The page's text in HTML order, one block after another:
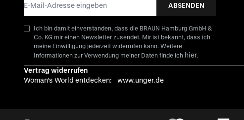
ABSENDEN
Ich bin damit einverstanden, dass die BRAUN Hamburg GmbH &
Co. KG mir einen Newsletter zusendet. Mir ist bekannt, dass ich
meine Einwilligung jederzeit widerrufen kann. Weitere
Informationen zur Verwendung meiner Daten finde ich hier.
Vertrag widerrufen
Woman's World entdecken:
www.unger.de